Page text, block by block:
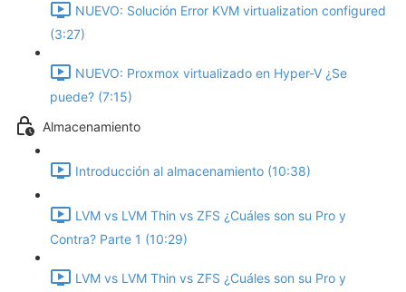
NUEVO: Solución Error KVM virtualization configured
(3:27)
NUEVO: Proxmox virtualizado en Hyper-V ¿Se
puede? (7:15)
Almacenamiento
Introducción al almacenamiento (10:38)
LVM vs LVM Thin vs ZFS ¿Cuáles son su Pro y
Contra? Parte 1 (10:29)
LVM vs LVM Thin vs ZFS ¿Cuáles son su Pro y